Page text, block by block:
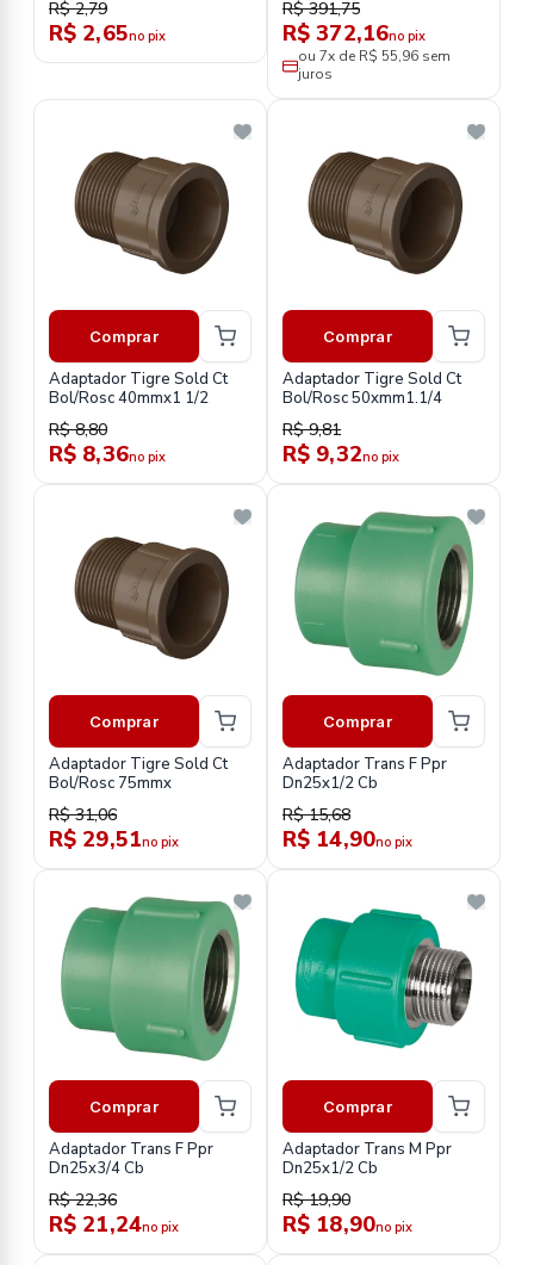
R$ 2,79
R$ 2,65no pix
R$ 391,75
R$ 372,16no pix
ou 7x de R$ 55,96 sem
juros
Comprar
Adaptador Tigre Sold Ct
Bol/Rosc 40mmx1 1/2
R$ 8,80
R$ 8,36no pix
Comprar
Adaptador Tigre Sold Ct
Bol/Rosc 50xmm1.1/4
R$ 9,81
R$ 9,32no pix
Comprar
Adaptador Tigre Sold Ct
Bol/Rosc 75mmx
R$ 31,06
R$ 29,51no pix
Comprar
Adaptador Trans F Ppr
Dn25x1/2 Cb
R$ 15,68
R$ 14,90no pix
Comprar
Adaptador Trans F Ppr
Dn25x3/4 Cb
R$ 22,36
R$ 21,24no pix
Comprar
Adaptador Trans M Ppr
Dn25x1/2 Cb
R$ 19,90
R$ 18,90no pix